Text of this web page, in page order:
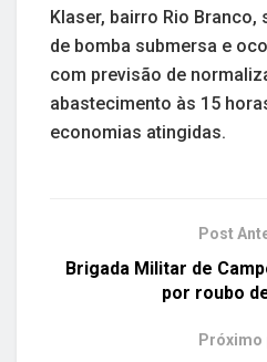
Klaser, bairro Rio
de bomba submersa e
com previsão de
abastecimento às 15
economias atingidas.
Post
Brigada Militar de
por roubo
Próximo